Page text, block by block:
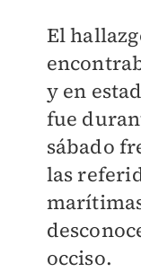
El
y en
fue
sábado
las
occiso.